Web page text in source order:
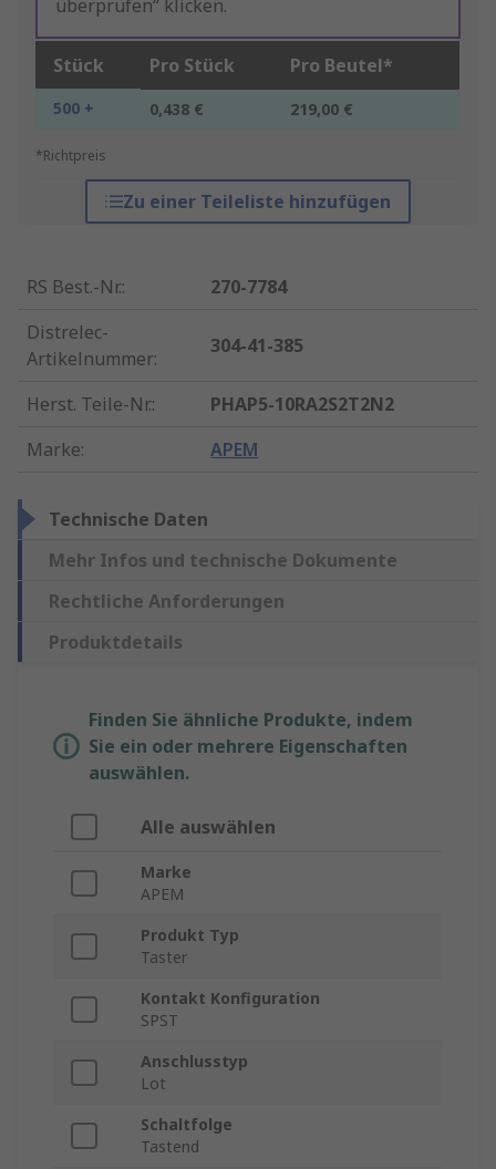
überprüfen“ klicken.
Stück Pro Stück Pro Beutel*
500 + 0,438 € 219,00 €
*Richtpreis
Zu einer Teileliste hinzufügen
RS Best.-Nr.:
270-7784
Distrelec-
Artikelnummer:
304-41-385
Herst. Teile-Nr.:
PHAP5-10RA2S2T2N2
Marke: APEM
Technische Daten
Mehr Infos und technische Dokumente
Rechtliche Anforderungen
Produktdetails
Finden Sie ähnliche Produkte, indem
Sie ein oder mehrere Eigenschaften
auswählen.
Alle auswählen
Marke
APEM
Produkt Typ
Taster
Kontakt Konfiguration
SPST
Anschlusstyp
Lot
Schaltfolge
Tastend